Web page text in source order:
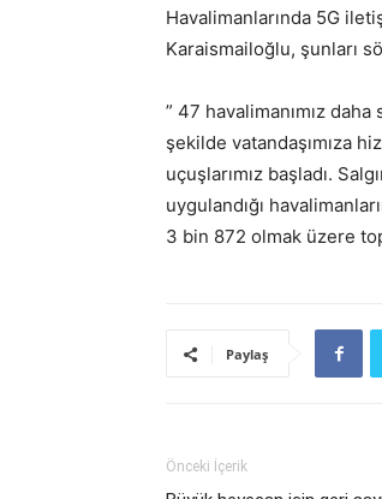
Havalimanlarında 5G
Karaismailoğlu, şunları
” 47 havalimanımız
şekilde vatandaşımıza
uçuşlarımız başladı.
uygulandığı
3 bin 872 olmak üzere
Paylaş
Önceki İçerik